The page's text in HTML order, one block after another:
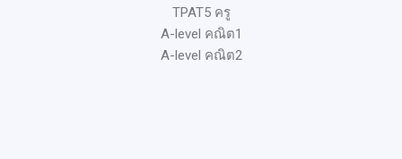
TPAT5 ครู
A-level คณิต1
A-level คณิต2